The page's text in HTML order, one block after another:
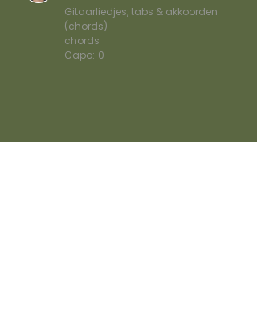
Gitaarliedjes, tabs & akkoorden
(chords)
chords
Capo: 0